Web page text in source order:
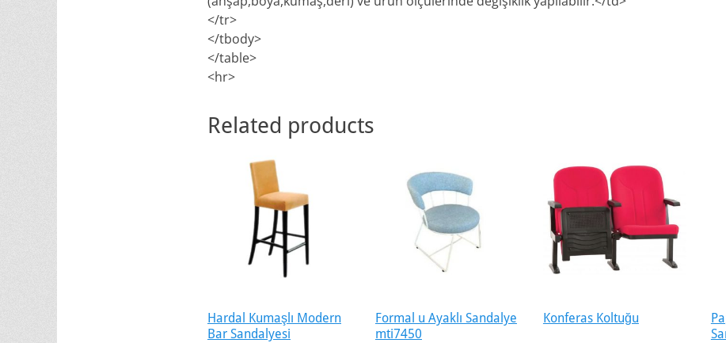
</tr>
</tbody>
</table>
<hr>
Related products
Hardal Kumaşlı Modern
Bar Sandalyesi
Formal u Ayaklı Sandalye
mti7450
Konferas Koltuğu